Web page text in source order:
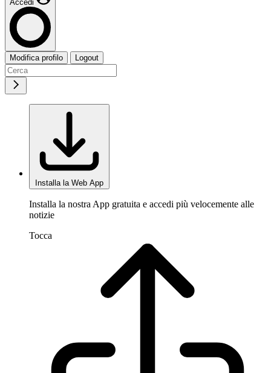
Accedi
Modifica profilo Logout
Installa la Web App
Installa la nostra App gratuita e accedi più velocemente alle
notizie
Tocca